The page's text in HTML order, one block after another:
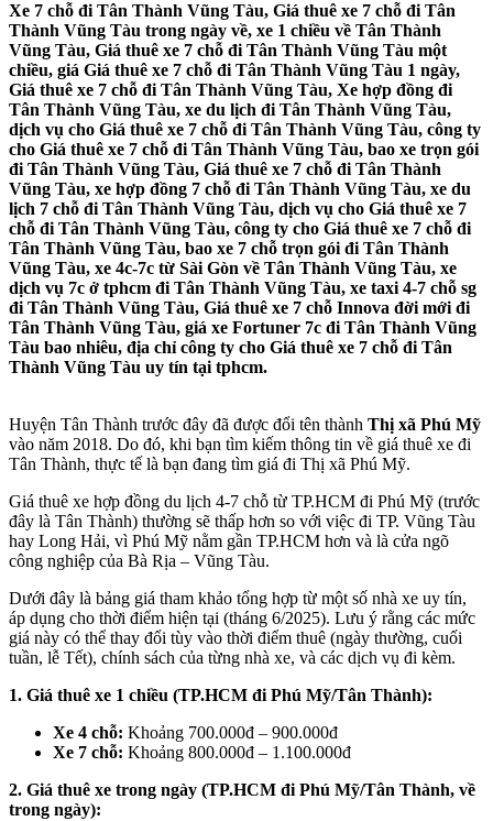
Xe 7 chỗ đi Tân Thành Vũng Tàu, Giá thuê xe 7 chỗ đi Tân
Thành Vũng Tàu trong ngày về, xe 1 chiều về Tân Thành
Vũng Tàu, Giá thuê xe 7 chỗ đi Tân Thành Vũng Tàu một
chiều, giá Giá thuê xe 7 chỗ đi Tân Thành Vũng Tàu 1 ngày,
Giá thuê xe 7 chỗ đi Tân Thành Vũng Tàu, Xe hợp đồng đi
Tân Thành Vũng Tàu, xe du lịch đi Tân Thành Vũng Tàu,
dịch vụ cho Giá thuê xe 7 chỗ đi Tân Thành Vũng Tàu, công ty
cho Giá thuê xe 7 chỗ đi Tân Thành Vũng Tàu, bao xe trọn gói
đi Tân Thành Vũng Tàu, Giá thuê xe 7 chỗ đi Tân Thành
Vũng Tàu, xe hợp đồng 7 chỗ đi Tân Thành Vũng Tàu, xe du
lịch 7 chỗ đi Tân Thành Vũng Tàu, dịch vụ cho Giá thuê xe 7
chỗ đi Tân Thành Vũng Tàu, công ty cho Giá thuê xe 7 chỗ đi
Tân Thành Vũng Tàu, bao xe 7 chỗ trọn gói đi Tân Thành
Vũng Tàu, xe 4c-7c từ Sài Gòn về Tân Thành Vũng Tàu, xe
dịch vụ 7c ở tphcm đi Tân Thành Vũng Tàu, xe taxi 4-7 chỗ sg
đi Tân Thành Vũng Tàu, Giá thuê xe 7 chỗ Innova đời mới đi
Tân Thành Vũng Tàu, giá xe Fortuner 7c đi Tân Thành Vũng
Tàu bao nhiêu, địa chỉ công ty cho Giá thuê xe 7 chỗ đi Tân
Thành Vũng Tàu uy tín tại tphcm.
Huyện Tân Thành trước đây đã được đổi tên thành Thị xã Phú Mỹ
vào năm 2018. Do đó, khi bạn tìm kiếm thông tin về giá thuê xe đi
Tân Thành, thực tế là bạn đang tìm giá đi Thị xã Phú Mỹ.
Giá thuê xe hợp đồng du lịch 4-7 chỗ từ TP.HCM đi Phú Mỹ (trước
đây là Tân Thành) thường sẽ thấp hơn so với việc đi TP. Vũng Tàu
hay Long Hải, vì Phú Mỹ nằm gần TP.HCM hơn và là cửa ngõ
công nghiệp của Bà Rịa – Vũng Tàu.
Dưới đây là bảng giá tham khảo tổng hợp từ một số nhà xe uy tín,
áp dụng cho thời điểm hiện tại (tháng 6/2025). Lưu ý rằng các mức
giá này có thể thay đổi tùy vào thời điểm thuê (ngày thường, cuối
tuần, lễ Tết), chính sách của từng nhà xe, và các dịch vụ đi kèm.
1. Giá thuê xe 1 chiều (TP.HCM đi Phú Mỹ/Tân Thành):
Xe 4 chỗ: Khoảng 700.000đ – 900.000đ
Xe 7 chỗ: Khoảng 800.000đ – 1.100.000đ
2. Giá thuê xe trong ngày (TP.HCM đi Phú Mỹ/Tân Thành, về
trong ngày):